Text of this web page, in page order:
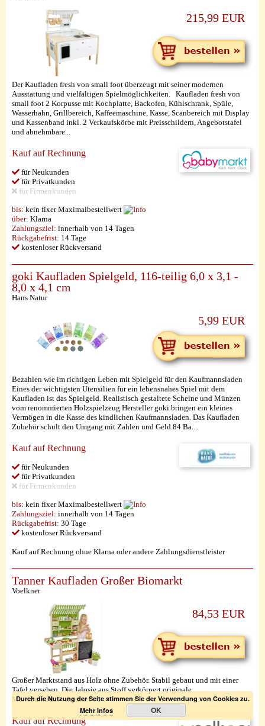
215,99 EUR
Der Kaufladen fresh von small foot überzeugt mit seiner modernen
Ausstattung und vielfältigen Spielmöglichkeiten. Kaufladen fresh von
small foot 2 Korpusse mit Kochplatte, Backofen, Kühlschrank, Spüle,
Wasserhahn, Grillbereich, Kaffeemaschine, Kasse, Scanbereich mit Display
und Kassenband inkl. 2 Verkaufskörbe mit Preisschildern, Angebotstafel
und abnehmbare...
Kauf auf Rechnung
für Neukunden
für Privatkunden
für Firmenkunden
bis: kein fixer Maximalbestellwert
über: Klarna
Zahlungsziel: innerhalb von 14 Tagen
Rückgabefrist: 14 Tage
kostenloser Rückversand
goki Kaufladen Spielgeld, 116-teilig 6,0 x 3,1 -
8,0 x 4,1 cm
Hans Natur
5,99 EUR
Bezahlen wie im richtigen Leben mit Spielgeld für den Kaufmannsladen
Eines der wichtigsten Utensilien für ein lebensnahes Spiel mit dem
Kaufladen ist das Spielgeld. Realistisch gestaltete Scheine und Münzen
vom renommierten Holzspielzeug Hersteller goki bringen ein kleines
Vermögen in die Kasse des kindlichen Kaufmannsladen. Das Kaufladen
Zubehör schult den Umgang mit Zahlen und Geld.84 Ba...
Kauf auf Rechnung
für Neukunden
für Privatkunden
für Firmenkunden
bis: kein fixer Maximalbestellwert
Zahlungsziel: innerhalb von 14 Tagen
Rückgabefrist: 30 Tage
kostenloser Rückversand
Kauf auf Rechnung ohne Klarna oder andere Zahlungsdienstleister
Tanner Kaufladen Großer Biomarkt
Voelkner
84,53 EUR
Großer Marktstand aus Holz ohne Zubehör. Stabil gebaut und mit einer
Tafel versehen. Die Jalosie aus Stoff verkörpert originale
Martkstandatmoshpäre.
Kauf auf Rechnung
Durch die Nutzung der Seite stimmen Sie der Verwendung von Cookies zu.
Mehr Infos
OK